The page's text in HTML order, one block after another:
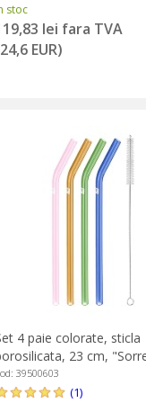
stoc
lei fara TVA
EUR)
4 paie colorate, sticla
23 cm,
39500603
(1)